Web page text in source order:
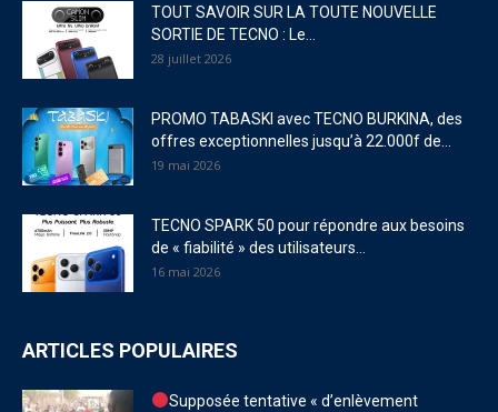
TOUT SAVOIR SUR LA TOUTE NOUVELLE
SORTIE DE TECNO : Le...
28 juillet 2026
PROMO TABASKI avec TECNO BURKINA, des
offres exceptionnelles jusqu’à 22.000f de...
19 mai 2026
TECNO SPARK 50 pour répondre aux besoins
de « fiabilité » des utilisateurs...
16 mai 2026
ARTICLES POPULAIRES
Supposée tentative « d’enlèvement